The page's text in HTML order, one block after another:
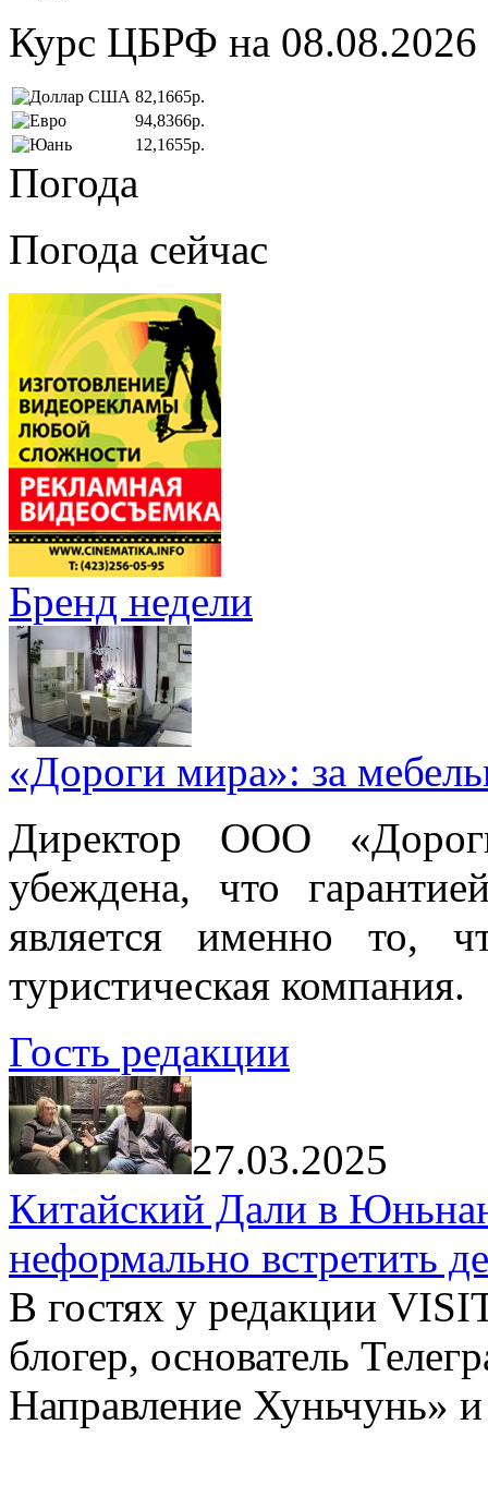
Курс ЦБРФ на 08.08.2026
82,1665р.
94,8366р.
12,1655р.
Погода
Погода сейчас
Бренд недели
«Дороги мира»: за
Директор ООО
убеждена, что
является именно то,
туристическая компания.
Гость редакции
27.03.2025
Китайский Дали в
неформально встретить
В гостях у редакции
блогер, основатель
Направление Хуньчунь»